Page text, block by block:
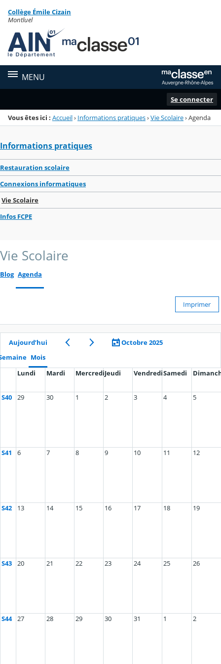
Menu de la rubrique
Contenu
Collège Émile Cizain
Montluel
MENU
Se connecter
Vous êtes ici : Accueil› Informations pratiques›Vie Scolaire›Agenda
Informations pratiques
Restauration scolaire
Connexions informatiques
Vie Scolaire
Infos FCPE
Vie Scolaire
Blog Agenda
Imprimer
Aujourd’hui
Octobre 2025
Mois
Lundi
Mardi MercrediJeudi VendrediSamedi
S40 29 30 1 2 3 4 5
S41 6 7 8 9 10 11 12
S42 13 14 15 16 17 18 19
S43 20 21 22 23 24 25 26
S44 27 28 29 30 31 1 2